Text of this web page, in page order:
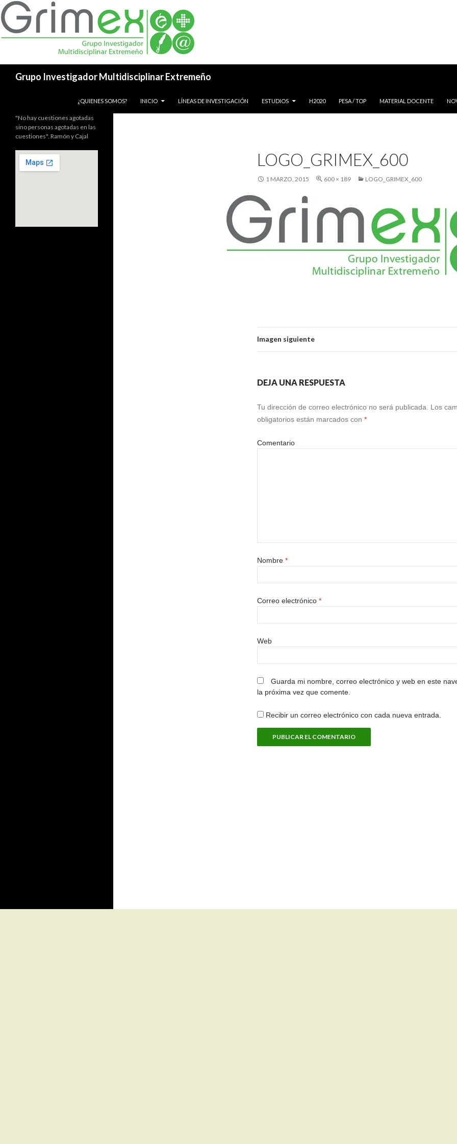
Grupo Investigador Multidisciplinar Extremeño
¿QUIENES SOMOS?
INICIO LÍNEAS DE INVESTIGACIÓN ESTUDIOS H2020 PESA / TOP MATERIAL DOCENTE
LOGO_GRIMEX_600
1 MARZO, 2015 600 × 189 LOGO_GRIMEX_600
Imagen siguiente
DEJA UNA RESPUESTA
Tu dirección de correo electrónico no será publicada.
Los
obligatorios están marcados con *
Comentario
Nombre *
Correo electrónico *
Web
Guarda mi nombre, correo electrónico y web en este
la próxima vez que comente.
Recibir un correo electrónico con cada nueva entrada.
"No hay cuestiones agotadas
sino personas agotadas en las
cuestiones". Ramón y Cajal